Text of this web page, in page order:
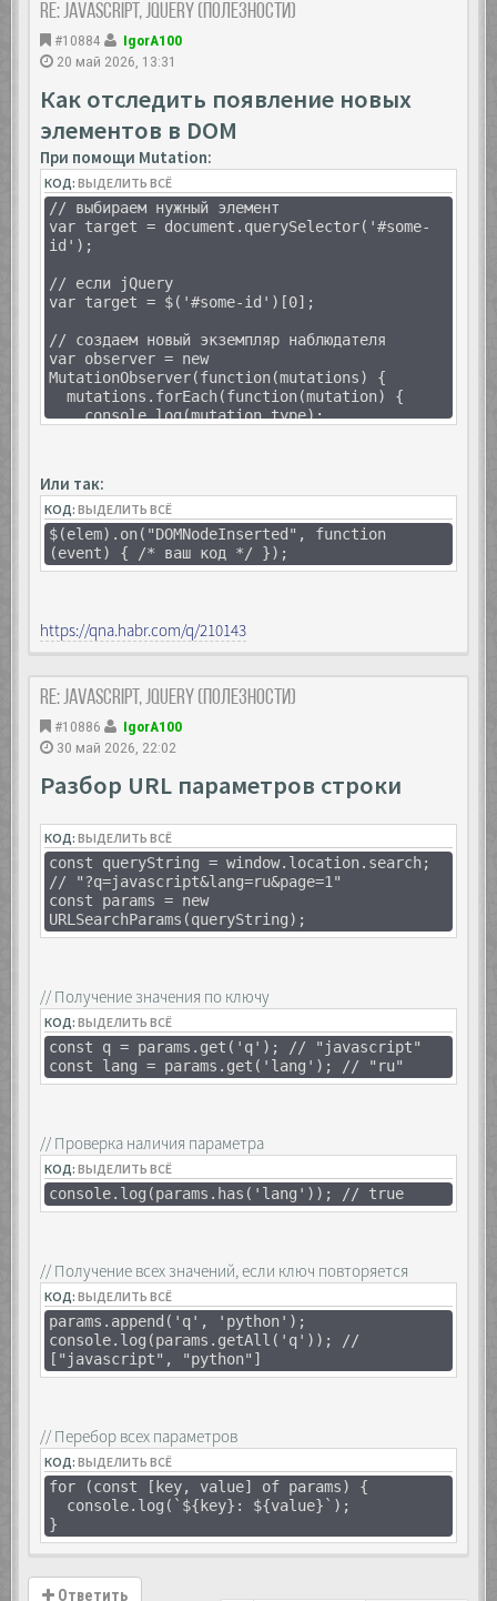
Re: JavaScript, Jquery (полезности)
#10884
IgorA100
20 май 2026, 13:31
Как отследить появление новых
элементов в DOM
При помощи Mutation:
КОД:ВЫДЕЛИТЬ ВСЁ
// выбираем нужный элемент
var target = document.querySelector('#some-
id');
// если jQuery
var target = $('#some-id')[0];
// создаем новый экземпляр наблюдателя
var observer = new
MutationObserver(function(mutations) {
mutations.forEach(function(mutation) {
console.log(mutation.type);
// создаем конфигурации для наблюдателя
var config = { attributes: true, childList:
true, characterData: true };
// запускаем механизм наблюдения
// позже, если надо, прекращаем наблюдение
observer.disconnect();
Или так:
КОД:ВЫДЕЛИТЬ ВСЁ
$(elem).on("DOMNodeInserted", function
(event) { /* ваш код */ });
https://qna.habr.com/q/210143
Re: JavaScript, Jquery (полезности)
#10886
IgorA100
30 май 2026, 22:02
Разбор URL параметров строки
КОД:ВЫДЕЛИТЬ ВСЁ
const queryString = window.location.search;
// "?q=javascript&lang=ru&page=1"
const params = new
URLSearchParams(queryString);
// Получение значения по ключу
КОД:ВЫДЕЛИТЬ ВСЁ
const q = params.get('q'); // "javascript"
const lang = params.get('lang'); // "ru"
// Проверка наличия параметра
КОД:ВЫДЕЛИТЬ ВСЁ
console.log(params.has('lang')); // true
// Получение всех значений, если ключ повторяется
КОД:ВЫДЕЛИТЬ ВСЁ
params.append('q', 'python');
console.log(params.getAll('q')); //
["javascript", "python"]
// Перебор всех параметров
КОД:ВЫДЕЛИТЬ ВСЁ
for (const [key, value] of params) {
console.log(`${key}: ${value}`);
}
Ответить